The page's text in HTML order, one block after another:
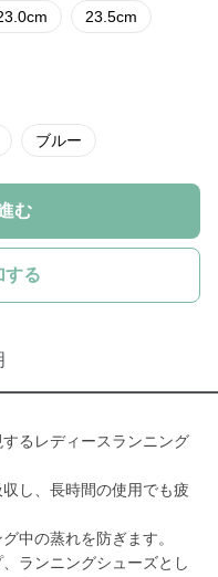
23.5cm
ブルー
む
する
るレディースランニング
し、長時間の使用でも疲
中の蒸れを防ぎます。
ランニングシューズとし